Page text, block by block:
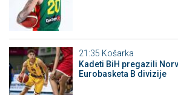
21:35 Košarka
Kadeti BiH pregazili
Eurobasketa B divizije